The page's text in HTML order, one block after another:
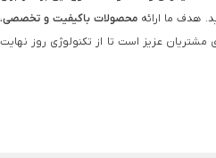
هدف ما ارائه محصولات باکیفیت و تخصصی،
مشتریان عزیز است تا از تکنولوژی روز نهایت